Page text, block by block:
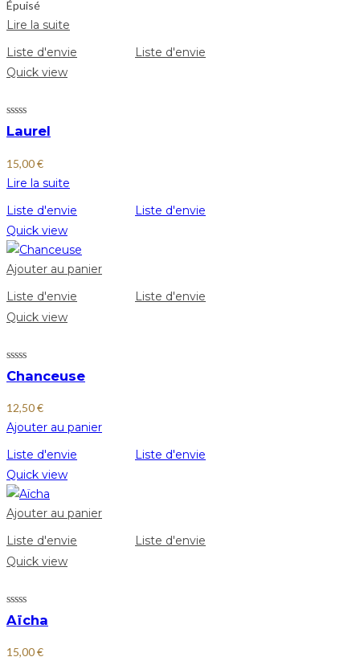
Épuisé
Lire la suite
Liste d'envie
Liste d'envie
Quick view
Laurel
15,00€
Lire la suite
Liste d'envie
Liste d'envie
Quick view
Ajouter au panier
Liste d'envie
Liste d'envie
Quick view
Chanceuse
12,50€
Ajouter au panier
Liste d'envie
Liste d'envie
Quick view
Ajouter au panier
Liste d'envie
Liste d'envie
Quick view
Aïcha
15,00€